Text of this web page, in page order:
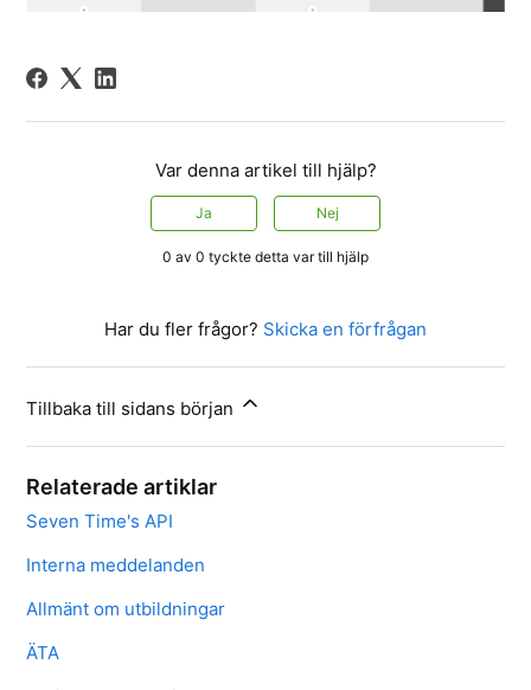
Var denna artikel till hjälp?
Ja Nej
0 av 0 tyckte detta var till hjälp
Har du fler frågor? Skicka en förfrågan
Tillbaka till sidans början
Relaterade artiklar
Seven Time's API
Interna meddelanden
Allmänt om utbildningar
ÄTA